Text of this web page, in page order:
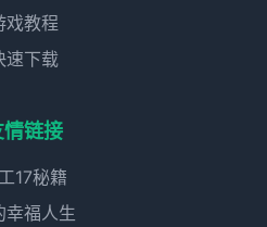
戏教程
速下载
情链接
17秘籍
幸福人生